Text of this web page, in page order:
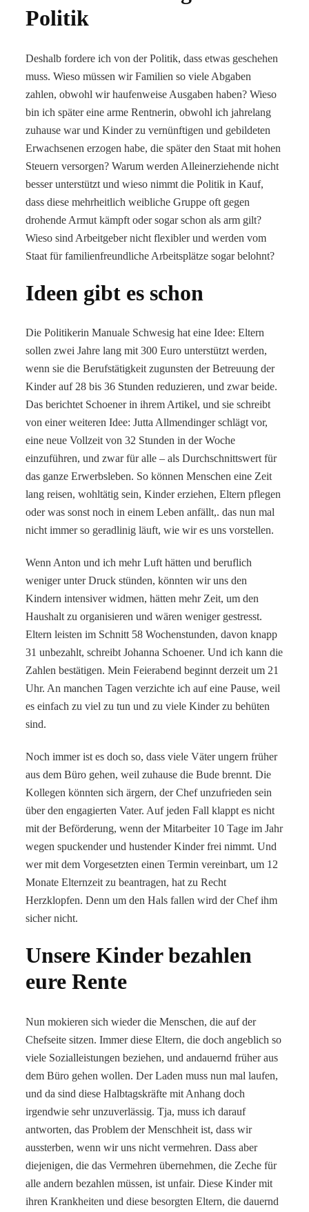
Politik
Deshalb fordere ich von der Politik, dass etwas geschehen
muss. Wieso müssen wir Familien so viele Abgaben
zahlen, obwohl wir haufenweise Ausgaben haben? Wieso
bin ich später eine arme Rentnerin, obwohl ich jahrelang
zuhause war und Kinder zu vernünftigen und gebildeten
Erwachsenen erzogen habe, die später den Staat mit hohen
Steuern versorgen? Warum werden Alleinerziehende nicht
besser unterstützt und wieso nimmt die Politik in Kauf,
dass diese mehrheitlich weibliche Gruppe oft gegen
drohende Armut kämpft oder sogar schon als arm gilt?
Wieso sind Arbeitgeber nicht flexibler und werden vom
Staat für familienfreundliche Arbeitsplätze sogar belohnt?
Ideen gibt es schon
Die Politikerin Manuale Schwesig hat eine Idee: Eltern
sollen zwei Jahre lang mit 300 Euro unterstützt werden,
wenn sie die Berufstätigkeit zugunsten der Betreuung der
Kinder auf 28 bis 36 Stunden reduzieren, und zwar beide.
Das berichtet Schoener in ihrem Artikel, und sie schreibt
von einer weiteren Idee: Jutta Allmendinger schlägt vor,
eine neue Vollzeit von 32 Stunden in der Woche
einzuführen, und zwar für alle – als Durchschnittswert für
das ganze Erwerbsleben. So können Menschen eine Zeit
lang reisen, wohltätig sein, Kinder erziehen, Eltern pflegen
oder was sonst noch in einem Leben anfällt,. das nun mal
nicht immer so geradlinig läuft, wie wir es uns vorstellen.
Wenn Anton und ich mehr Luft hätten und beruflich
weniger unter Druck stünden, könnten wir uns den
Kindern intensiver widmen, hätten mehr Zeit, um den
Haushalt zu organisieren und wären weniger gestresst.
Eltern leisten im Schnitt 58 Wochenstunden, davon knapp
31 unbezahlt, schreibt Johanna Schoener. Und ich kann die
Zahlen bestätigen. Mein Feierabend beginnt derzeit um 21
Uhr. An manchen Tagen verzichte ich auf eine Pause, weil
es einfach zu viel zu tun und zu viele Kinder zu behüten
sind.
Noch immer ist es doch so, dass viele Väter ungern früher
aus dem Büro gehen, weil zuhause die Bude brennt. Die
Kollegen könnten sich ärgern, der Chef unzufrieden sein
über den engagierten Vater. Auf jeden Fall klappt es nicht
mit der Beförderung, wenn der Mitarbeiter 10 Tage im Jahr
wegen spuckender und hustender Kinder frei nimmt. Und
wer mit dem Vorgesetzten einen Termin vereinbart, um 12
Monate Elternzeit zu beantragen, hat zu Recht
Herzklopfen. Denn um den Hals fallen wird der Chef ihm
sicher nicht.
Unsere Kinder bezahlen
eure Rente
Nun mokieren sich wieder die Menschen, die auf der
Chefseite sitzen. Immer diese Eltern, die doch angeblich so
viele Sozialleistungen beziehen, und andauernd früher aus
dem Büro gehen wollen. Der Laden muss nun mal laufen,
und da sind diese Halbtagskräfte mit Anhang doch
irgendwie sehr unzuverlässig. Tja, muss ich darauf
antworten, das Problem der Menschheit ist, dass wir
aussterben, wenn wir uns nicht vermehren. Dass aber
diejenigen, die das Vermehren übernehmen, die Zeche für
alle andern bezahlen müssen, ist unfair. Diese Kinder mit
ihren Krankheiten und diese besorgten Eltern, die dauernd